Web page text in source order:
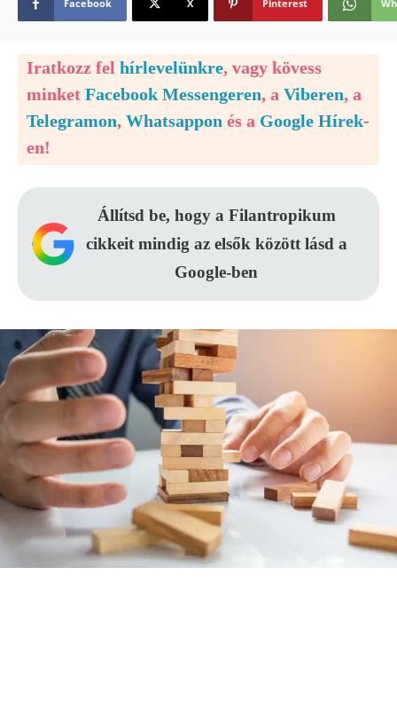
Facebook X Pinterest
Iratkozz fel hírlevelünkre, vagy kövess
minket Facebook Messengeren, a Viberen, a
Telegramon, Whatsappon és a Google Hírek-
en!
Állítsd be, hogy a Filantropikum
cikkeit mindig az elsők között lásd a
Google-ben